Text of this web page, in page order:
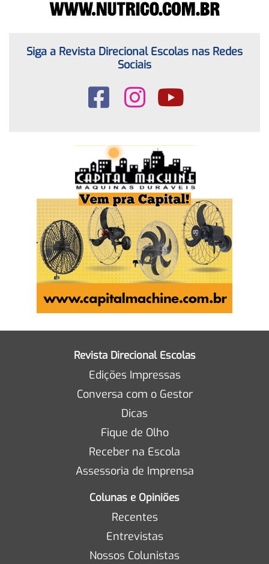
Siga a Revista Direcional Escolas nas Redes
Sociais
Revista Direcional Escolas
Edições Impressas
Conversa com o Gestor
Dicas
Fique de Olho
Receber na Escola
Assessoria de Imprensa
Colunas e Opiniões
Recentes
Entrevistas
Nossos Colunistas